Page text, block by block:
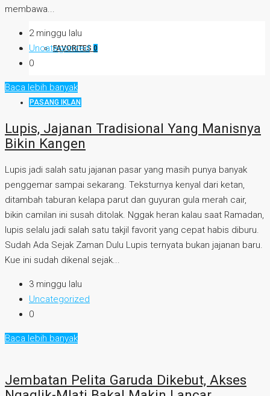
FAVORITES 0
PASANG IKLAN
membawa...
2 minggu lalu
Uncategorized
0
Baca lebih banyak
Lupis, Jajanan Tradisional Yang Manisnya
Bikin Kangen
Lupis jadi salah satu jajanan pasar yang masih punya banyak
penggemar sampai sekarang. Teksturnya kenyal dari ketan,
ditambah taburan kelapa parut dan guyuran gula merah cair,
bikin camilan ini susah ditolak. Nggak heran kalau saat Ramadan,
lupis selalu jadi salah satu takjil favorit yang cepat habis diburu.
Sudah Ada Sejak Zaman Dulu Lupis ternyata bukan jajanan baru.
Kue ini sudah dikenal sejak...
3 minggu lalu
Uncategorized
0
Baca lebih banyak
Jembatan Pelita Garuda Dikebut, Akses